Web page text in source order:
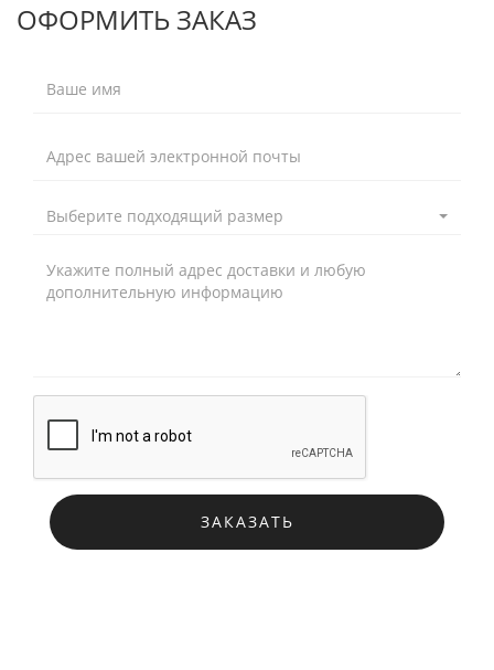
ОФОРМИТЬ ЗАКАЗ
Выберите подходящий размер